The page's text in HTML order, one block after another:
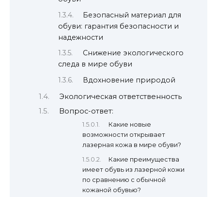
Безопасный материал для
обуви: гарантия безопасности и
надежности
Снижение экологического
следа в мире обуви
Вдохновение природой
Экологическая ответственность
Вопрос-ответ:
Какие новые
возможности открывает
лазерная кожа в мире обуви?
Какие преимущества
имеет обувь из лазерной кожи
по сравнению с обычной
кожаной обувью?